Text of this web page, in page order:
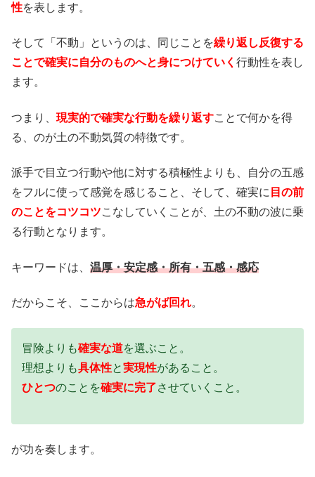
性を表します。
そして「不動」というのは、同じことを繰り返し反復する
ことで確実に自分のものへと身につけていく 行動性を表し
ます。
つまり、 現実的で確実な行動を繰り返すことで何かを得
る、のが土の不動気質の特徴です。
派手で目立つ行動や他に対する積極性よりも、自分の五感
をフルに使って感覚を感じること、そして、確実に 目の前
のことをコツコツこなしていくことが、土の不動の波に乗
る行動となります。
キーワードは、 温厚・安定感・所有・五感・感応
だからこそ、ここからは急がば回れ。
冒険よりも確実な道を選ぶこと。
理想よりも具体性と実現性があること。
ひとつのことを確実に完了させていくこと。
が功を奏します。